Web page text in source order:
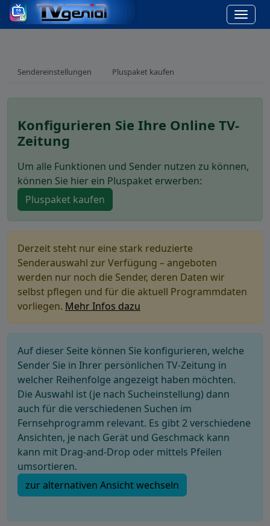
Sendereinstellungen Pluspaket kaufen
Konfigurieren Sie Ihre Online TV-
Zeitung
Um alle Funktionen und Sender nutzen zu können,
können Sie hier ein Pluspaket erwerben:
Pluspaket kaufen
Derzeit steht nur eine stark reduzierte
Senderauswahl zur Verfügung – angeboten
werden nur noch die Sender, deren Daten wir
selbst pflegen und für die aktuell Programmdaten
vorliegen. Mehr Infos dazu
Auf dieser Seite können Sie konfigurieren, welche
Sender Sie in Ihrer persönlichen TV-Zeitung in
welcher Reihenfolge angezeigt haben möchten.
Die Auswahl ist (je nach Sucheinstellung) dann
auch für die verschiedenen Suchen im
Fernsehprogramm relevant. Es gibt 2 verschiedene
Ansichten, je nach Gerät und Geschmack kann
kann mit Drag-and-Drop oder mittels Pfeilen
umsortieren.
zur alternativen Ansicht wechseln